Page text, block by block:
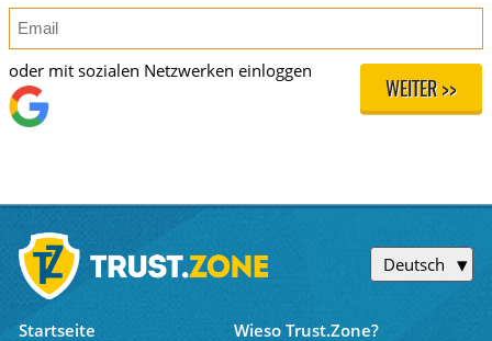
WEITER >>
oder mit sozialen Netzwerken einloggen
Deutsch
Startseite
Wieso Trust.Zone?